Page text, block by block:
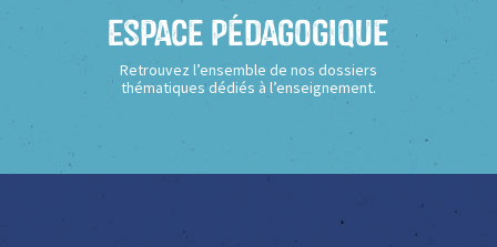
Espace Pédagogique
Retrouvez l’ensemble de nos dossiers
thématiques dédiés à l’enseignement.